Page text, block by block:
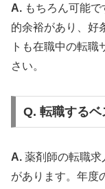
A. もちろん可能
的余裕があり、好
トも在職中の転
さい。
Q. 転職するベ
A. 薬剤師の転職求
があります。年度